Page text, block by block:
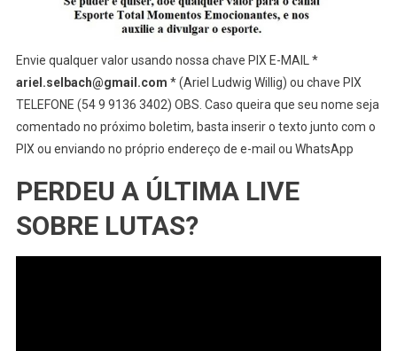
Envie qualquer valor usando nossa chave PIX E-MAIL *
ariel.selbach@gmail.com * (Ariel Ludwig Willig) ou chave PIX
TELEFONE (54 9 9136 3402) OBS. Caso queira que seu nome seja
comentado no próximo boletim, basta inserir o texto junto com o
PIX ou enviando no próprio endereço de e-mail ou WhatsApp
PERDEU A ÚLTIMA LIVE
SOBRE LUTAS?